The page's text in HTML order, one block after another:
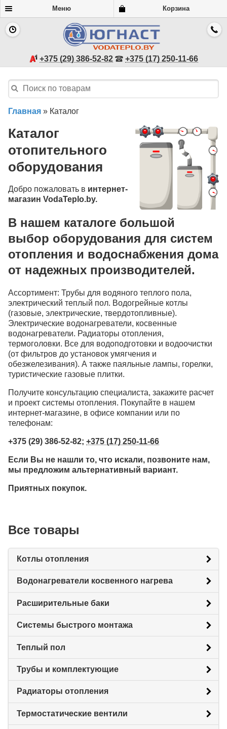
Меню Корзина
+375 (29) 386-52-82 +375 (17) 250-11-66
Главная » Каталог
Каталог
отопительного
оборудования
Добро пожаловать в интернет-
магазин VodaTeplo.by.
В нашем каталоге большой
выбор оборудования для систем
отопления и водоснабжения дома
от надежных производителей.
Ассортимент: Трубы для водяного теплого пола,
электрический теплый пол. Водогрейные котлы
(газовые, электрические, твердотопливные).
Электрические водонагреватели, косвенные
водонагреватели. Радиаторы отопления,
термоголовки. Все для водоподготовки и водоочистки
(от фильтров до установок умягчения и
обезжелезивания). А также паяльные лампы, горелки,
туристические газовые плитки.
Получите консультацию специалиста, закажите расчет
и проект системы отопления. Покупайте в нашем
интернет-магазине, в офисе компании или по
телефонам:
+375 (29) 386-52-82; +375 (17) 250-11-66
Если Вы не нашли то, что искали, позвоните нам,
мы предложим альтернативный вариант.
Приятных покупок.
Все товары
Котлы отопления
Водонагреватели косвенного нагрева
Расширительные баки
Системы быстрого монтажа
Теплый пол
Трубы и комплектующие
Радиаторы отопления
Термостатические вентили